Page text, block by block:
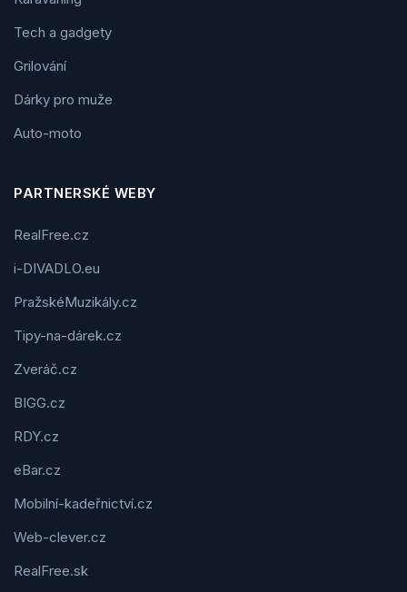
Tech a gadgety
Grilování
Dárky pro muže
Auto-moto
PARTNERSKÉ WEBY
RealFree.cz
i-DIVADLO.eu
PražskéMuzikály.cz
Tipy-na-dárek.cz
Zveráč.cz
BIGG.cz
RDY.cz
eBar.cz
Mobilní-kadeřnictví.cz
Web-clever.cz
RealFree.sk